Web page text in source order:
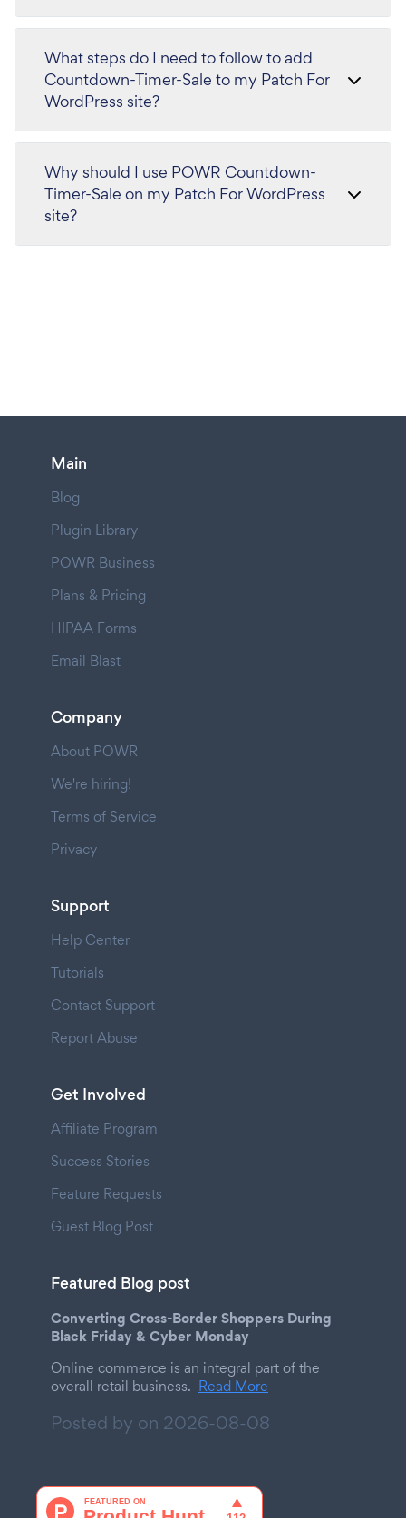
What steps do I need to follow to add
Countdown-Timer-Sale to my Patch For
WordPress site?
Why should I use POWR Countdown-
Timer-Sale on my Patch For WordPress
site?
Main
Blog
Plugin Library
POWR Business
Plans & Pricing
HIPAA Forms
Email Blast
Company
About POWR
We're hiring!
Terms of Service
Privacy
Support
Help Center
Tutorials
Contact Support
Report Abuse
Get Involved
Affiliate Program
Success Stories
Feature Requests
Guest Blog Post
Featured Blog post
Converting Cross-Border Shoppers During
Black Friday & Cyber Monday
Online commerce is an integral part of the
overall retail business. Read More
Posted by on 2026-08-08